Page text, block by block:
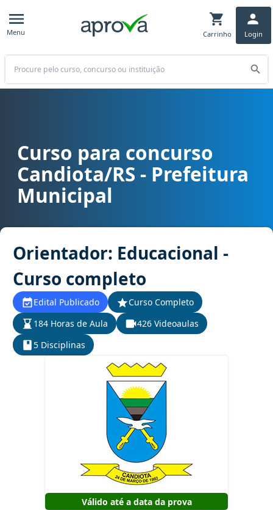
Menu Carrinho Login
Buscar
Curso para concurso Candiota/RS - Prefeitura Municipal cargo
Curso para concurso
Candiota/RS - Prefeitura
Municipal
Orientador: Educacional -
Curso completo
Edital Publicado
Curso Completo
184 Horas de Aula
426 Videoaulas
5 Disciplinas
Válido até a data da prova